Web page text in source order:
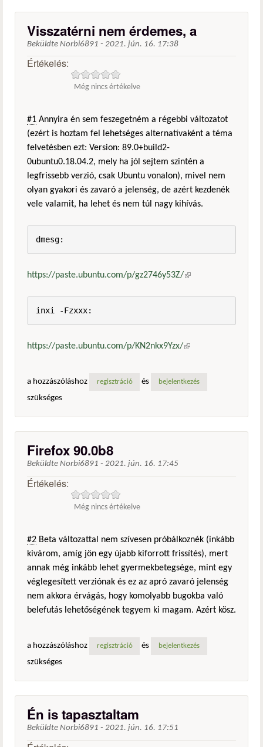
Visszatérni nem érdemes, a
Beküldte Norbi6891 - 2021. jún. 16. 17:38
Értékelés:
Még nincs értékelve
#1 Annyira én sem feszegetném a régebbi változatot
(ezért is hoztam fel lehetséges alternatívaként a téma
felvetésben ezt: Version: 89.0+build2-
0ubuntu0.18.04.2, mely ha jól sejtem szintén a
legfrissebb verzió, csak Ubuntu vonalon), mivel nem
olyan gyakori és zavaró a jelenség, de azért kezdenék
vele valamit, ha lehet és nem túl nagy kihívás.
dmesg:
https://paste.ubuntu.com/p/gz2746y53Z/(külső
inxi -Fzxxx:
https://paste.ubuntu.com/p/KN2nkx9Yzx/(külső
a hozzászóláshoz regisztráció és bejelentkezés
szükséges
Firefox 90.0b8
Beküldte Norbi6891 - 2021. jún. 16. 17:45
Értékelés:
Még nincs értékelve
#2 Beta változattal nem szívesen próbálkoznék (inkább
kivárom, amíg jön egy újabb kiforrott frissítés), mert
annak még inkább lehet gyermekbetegsége, mint egy
véglegesített verziónak és ez az apró zavaró jelenség
nem akkora érvágás, hogy komolyabb bugokba való
belefutás lehetőségének tegyem ki magam. Azért kösz.
a hozzászóláshoz regisztráció és bejelentkezés
szükséges
Én is tapasztaltam
Beküldte Norbi6891 - 2021. jún. 16. 17:51